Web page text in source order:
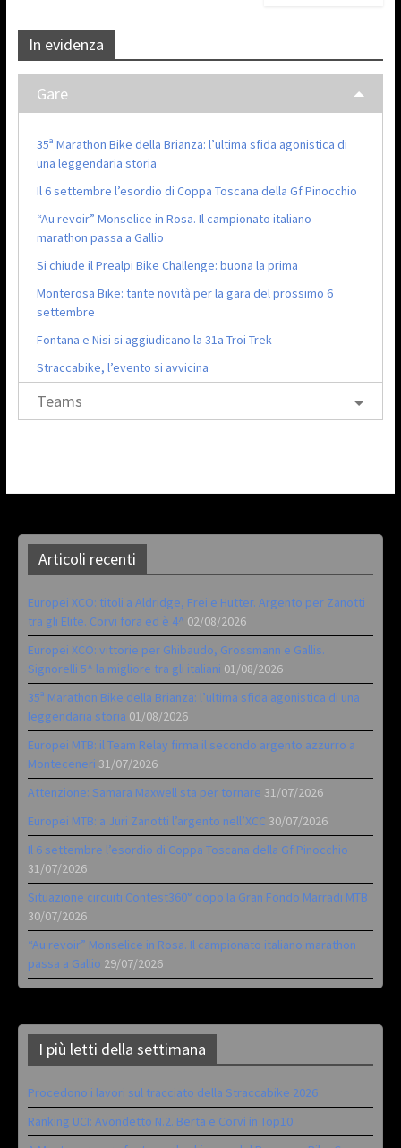
In evidenza
Gare
35ª Marathon Bike della Brianza: l’ultima sfida agonistica di
una leggendaria storia
Il 6 settembre l’esordio di Coppa Toscana della Gf Pinocchio
“Au revoir” Monselice in Rosa. Il campionato italiano
marathon passa a Gallio
Si chiude il Prealpi Bike Challenge: buona la prima
Monterosa Bike: tante novità per la gara del prossimo 6
settembre
Fontana e Nisi si aggiudicano la 31a Troi Trek
Straccabike, l’evento si avvicina
Teams
Articoli recenti
Europei XCO: titoli a Aldridge, Frei e Hutter. Argento per Zanotti
tra gli Elite. Corvi fora ed è 4^ 02/08/2026
Europei XCO: vittorie per Ghibaudo, Grossmann e Gallis.
Signorelli 5^ la migliore tra gli italiani 01/08/2026
35ª Marathon Bike della Brianza: l’ultima sfida agonistica di una
leggendaria storia 01/08/2026
Europei MTB: il Team Relay firma il secondo argento azzurro a
Monteceneri 31/07/2026
Attenzione: Samara Maxwell sta per tornare 31/07/2026
Europei MTB: a Juri Zanotti l’argento nell’XCC 30/07/2026
Il 6 settembre l’esordio di Coppa Toscana della Gf Pinocchio
31/07/2026
Situazione circuiti Contest360° dopo la Gran Fondo Marradi MTB
30/07/2026
“Au revoir” Monselice in Rosa. Il campionato italiano marathon
passa a Gallio 29/07/2026
I più letti della settimana
Procedono i lavori sul tracciato della Straccabike 2026
Ranking UCI: Avondetto N.2. Berta e Corvi in Top10